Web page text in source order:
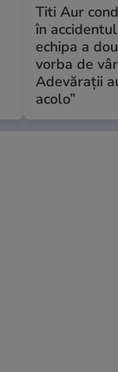
Titi Aur
în
echipa a
vorba de
Adevărații
acolo”